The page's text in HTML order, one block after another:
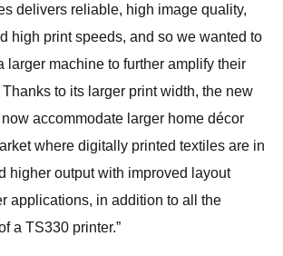
delivers reliable, high image quality,
high print speeds, and so we wanted to
larger machine to further amplify their
to its larger print width, the new
accommodate larger home décor
where digitally printed textiles are in
higher output with improved layout
applications, in addition to all the
a TS330 printer.”